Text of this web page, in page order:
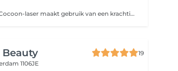
Onze geavanceerde Cocoon-laser maakt gebruik van een krachtige lichtbundel die haarzakjes gericht aanpakt, resulterend in langdurige gladheid bij het laseren van de bikinilijn. De laser straalt een nauwkeurige golflengte uit die door het melanine in de haarzakjes wordt geabsorbeerd. Deze geabsorbeerde energie wordt omgezet in warmte, waardoor de haarfollikels doelgericht beschadigd worden, terwijl de omringende huid ongedeerd blijft.
Beauty
19
1106JE